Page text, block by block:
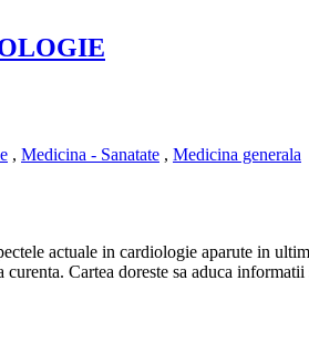
, Medicina - Sanatate , Medicina generala
actuale in cardiologie aparute in
Cartea doreste sa aduca informatii